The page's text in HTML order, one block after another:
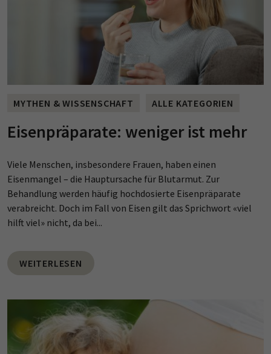
MYTHEN & WISSENSCHAFT ALLE KATEGORIEN
Eisenpräparate: weniger ist mehr
Viele Menschen, insbesondere Frauen, haben einen
Eisenmangel – die Hauptursache für Blutarmut. Zur
Behandlung werden häufig hochdosierte Eisenpräparate
verabreicht. Doch im Fall von Eisen gilt das Sprichwort «viel
hilft viel» nicht, da bei...
WEITERLESEN